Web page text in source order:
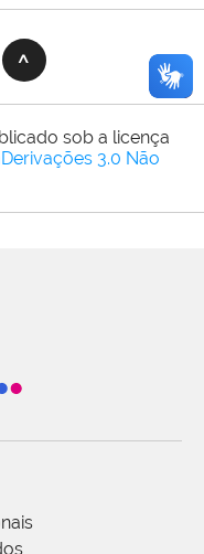
sob a licença
3.0 Não